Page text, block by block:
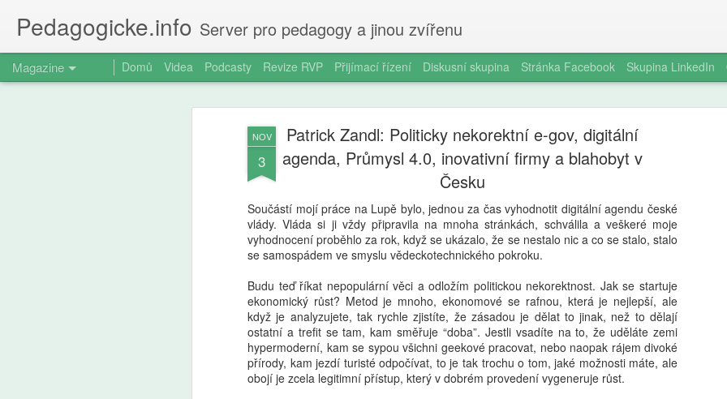
NOV
3
Patrick Zandl: Politicky nekorektní e-gov, digitální
agenda, Průmysl 4.0, inovativní firmy a blahobyt v
Česku
Součástí mojí práce na Lupě bylo, jednou za čas vyhodnotit digitální agendu české
vlády. Vláda si ji vždy připravila na mnoha stránkách, schválila a veškeré moje
vyhodnocení proběhlo za rok, když se ukázalo, že se nestalo nic a co se stalo, stalo
se samospádem ve smyslu vědeckotechnického pokroku.
Budu teď říkat nepopulární věci a odložím politickou nekorektnost. Jak se startuje
ekonomický růst? Metod je mnoho, ekonomové se rafnou, která je nejlepší, ale
když je analyzujete, tak rychle zjistíte, že zásadou je dělat to jinak, než to dělají
ostatní a trefit se tam, kam směřuje “doba”. Jestli vsadíte na to, že uděláte zemi
hypermoderní, kam se sypou všichni geekové pracovat, nebo naopak rájem divoké
přírody, kam jezdí turisté odpočívat, to je tak trochu o tom, jaké možnosti máte, ale
obojí je zcela legitimní přístup, který v dobrém provedení vygeneruje růst.
Pedagogicke.info Server pro pedagogy a jinou zvířenu
Magazine Domů Videa Podcasty Revize RVP Přijímací řízení Diskusní skupina Stránka Facebook Skupina LinkedIn
AUG
6
Milan
zkratek:
občanství)
Zazvonil zvonec a
vzdělávání, kde už se
Proč se učit, když stačí n
vám revoluční koncept: